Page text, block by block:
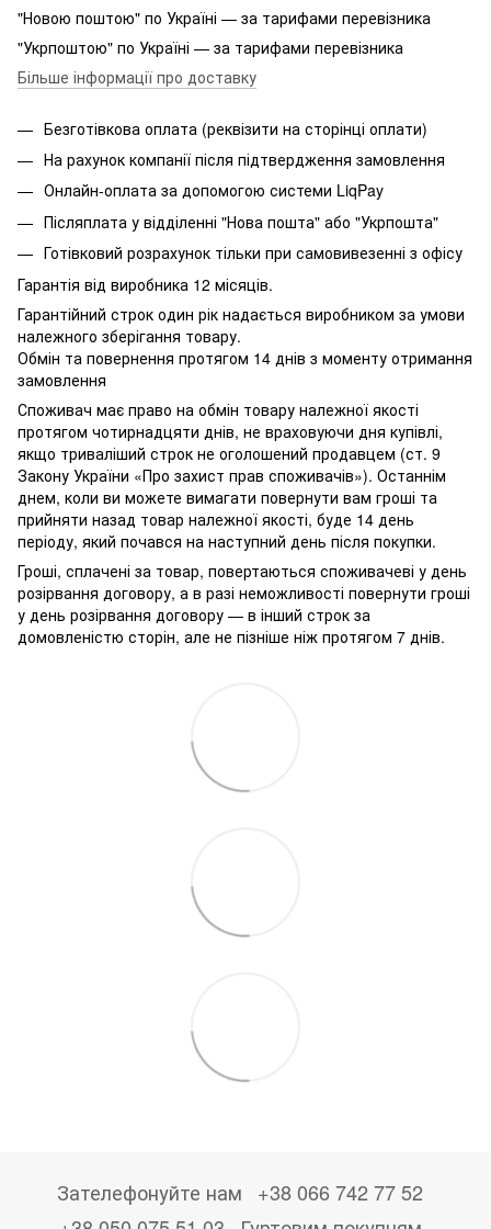
"Новою поштою" по Україні — за тарифами перевізника
"Укрпоштою" по Україні — за тарифами перевізника
Більше інформації про доставку
Безготівкова оплата (реквізити на сторінці оплати)
На рахунок компанії після підтвердження замовлення
Онлайн-оплата за допомогою системи LiqPay
Післяплата у відділенні "Нова пошта" або "Укрпошта"
Готівковий розрахунок тільки при самовивезенні з офісу
Гарантія від виробника 12 місяців.
Гарантійний строк один рік надається виробником за умови
належного зберігання товару.
Обмін та повернення протягом 14 днів з моменту отримання
замовлення
Споживач має право на обмін товару належної якості
протягом чотирнадцяти днів, не враховуючи дня купівлі,
якщо триваліший строк не оголошений продавцем (ст. 9
Закону України «Про захист прав споживачів»). Останнім
днем, коли ви можете вимагати повернути вам гроші та
прийняти назад товар належної якості, буде 14 день
періоду, який почався на наступний день після покупки.
Гроші, сплачені за товар, повертаються споживачеві у день
розірвання договору, а в разі неможливості повернути гроші
у день розірвання договору — в інший строк за
домовленістю сторін, але не пізніше ніж протягом 7 днів.
Зателефонуйте нам
+38 066 742 77 52